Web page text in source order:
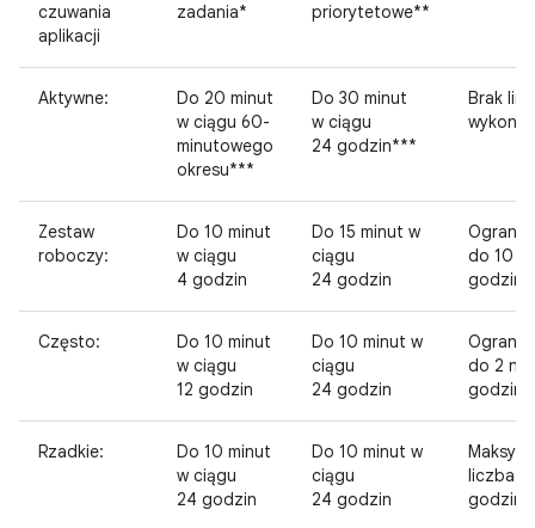
czuwania
aplikacji
zadania*
priorytetowe**
Aktywne:
Do 20 minut
w ciągu 60-
minutowego
okresu***
Do 30 minut
w ciągu
24 godzin***
Brak
wykonań
Zestaw
roboczy:
Do 10 minut
w ciągu
4 godzin
Do 15 minut w
ciągu
24 godzin
do 10
godzinę
Często:
Do 10 minut
w ciągu
12 godzin
Do 10 minut w
ciągu
24 godzin
do 2 na
godzinę
Rzadkie:
Do 10 minut
w ciągu
24 godzin
Do 10 minut w
ciągu
24 godzin
liczba